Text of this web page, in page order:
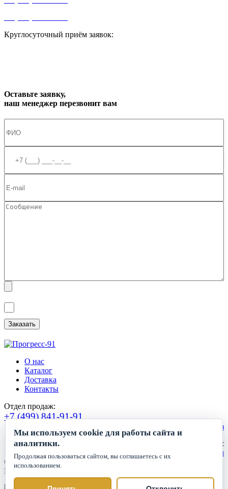
Круглосуточный приём заявок:
Оставьте заявку,
наш менеджер перезвонит вам
О нас
Каталог
Доставка
Контакты
Отдел продаж:
+7 (499) 841-91-91
Сделать заказ
Круглосуточный прием заявок:
zakaz1@progress91.ru
©2019-2026. ООО «ГК Прогресс»
Все права защищены.
Политика обработки персональных данных
Мы используем cookie для работы сайта и
аналитики.
Продолжая пользоваться сайтом, вы соглашаетесь с их
использованием.